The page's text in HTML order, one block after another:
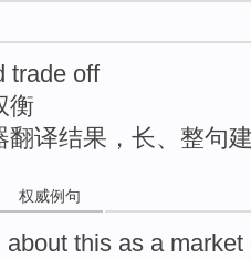
trade off
衡
翻译结果，长、整句
权威例句
about this as a market